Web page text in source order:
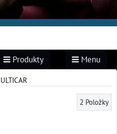
Produkty Menu
2 Položky